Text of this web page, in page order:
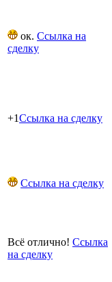
ок. Ссылка на
сделку
+1Ссылка на сделку
Ссылка на сделку
Всё отлично! Ссылка
на сделку